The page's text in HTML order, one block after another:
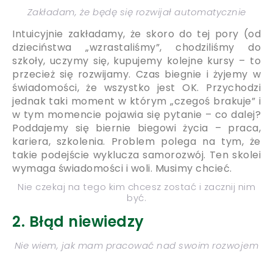
Zakładam, że będę się rozwijał automatycznie
Intuicyjnie zakładamy, że skoro do tej pory (od
dzieciństwa „wzrastaliśmy”, chodziliśmy do
szkoły, uczymy się, kupujemy kolejne kursy – to
przecież się rozwijamy. Czas biegnie i żyjemy w
świadomości, że wszystko jest OK. Przychodzi
jednak taki moment w którym „czegoś brakuje” i
w tym momencie pojawia się pytanie – co dalej?
Poddajemy się biernie biegowi życia – praca,
kariera, szkolenia. Problem polega na tym, że
takie podejście wyklucza samorozwój. Ten skolei
wymaga świadomości i woli. Musimy chcieć.
Nie czekaj na tego kim chcesz zostać i zacznij nim
być.
2. Błąd niewiedzy
Nie wiem, jak mam pracować nad swoim rozwojem